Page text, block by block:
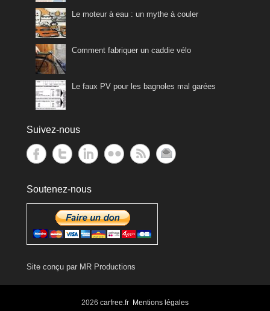
Le moteur à eau : un mythe à couler
Comment fabriquer un caddie vélo
Le faux PV pour les bagnoles mal garées
Suivez-nous
Soutenez-nous
Site conçu par MR Productions
2026 carfree.fr Mentions légales